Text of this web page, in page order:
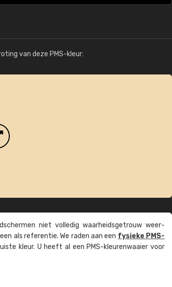
van deze PMS-kleur:
niet volledig waarheids­­getrouw weer­
als referentie. We raden aan een fysieke PMS-
kleur. U heeft al een PMS-kleuren­waaier voor